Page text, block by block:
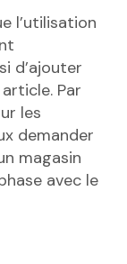
l’utilisation
d’ajouter
Par
les
demander
magasin
avec le